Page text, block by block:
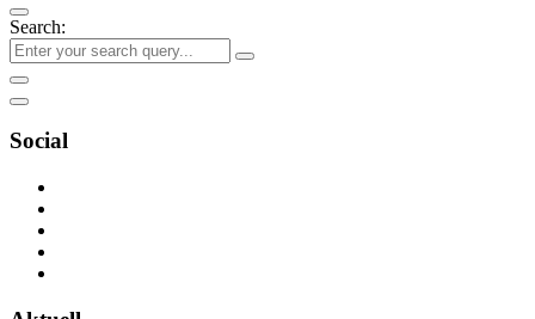
Search:
Social